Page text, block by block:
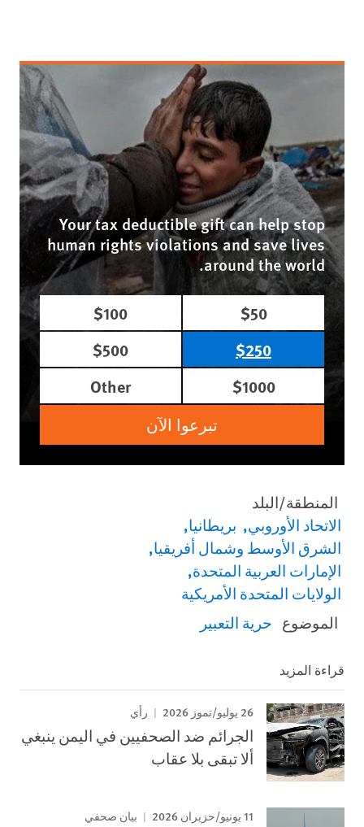
Your tax deductible gift can help stop
human rights violations and save lives
around the world.
$50
$100
$250
$500
$1000
Other
تبرعوا الآن
المنطقة/البلد
الاتحاد الأوروبي بريطانيا
الشرق الأوسط وشمال أفريقيا
الإمارات العربية المتحدة
الولايات المتحدة الأمريكية
الموضوع حرية التعبير
قراءة المزيد
26 يوليو/تموز 2026 رأي
الجرائم ضد الصحفيين في اليمن ينبغي
ألا تبقى بلا عقاب
11 يونيو/حزيران 2026 بيان صحفي